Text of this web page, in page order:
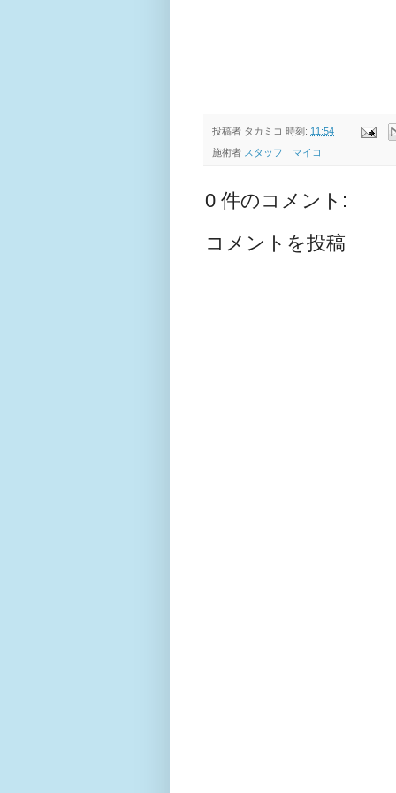
投稿者 タカミコ 時刻: 11:54
施術者 スタッフ マイコ
0 件のコメント:
コメントを投稿